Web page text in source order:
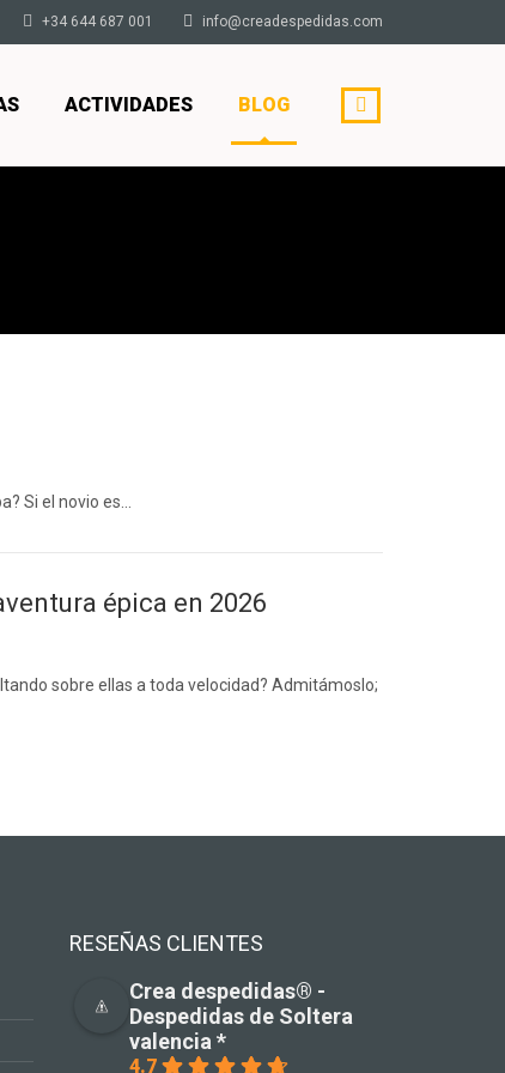
+34 644 687 001 info@creadespedidas.com
ACTIVIDADES BLOG
Si el novio es…
épica en 2026
sobre ellas a toda velocidad? Admitámoslo;
RESEÑAS CLIENTES
Crea despedidas®️ -
Despedidas de Soltera
valencia *
4.7